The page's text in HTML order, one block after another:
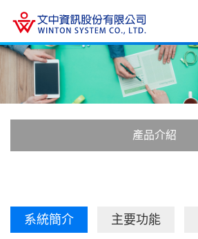
產品介紹
系統簡介 主要功能